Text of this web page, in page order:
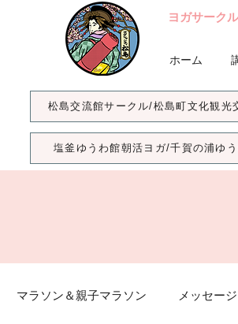
ヨガサーク
ホーム
松島交流館サークル/松島町文化観光
塩釜ゆうわ館朝活ヨガ/千賀の浦ゆ
マラソン＆親子マラソン メッセージ